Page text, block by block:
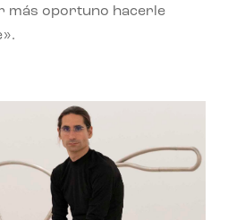
más oportuno hacerle